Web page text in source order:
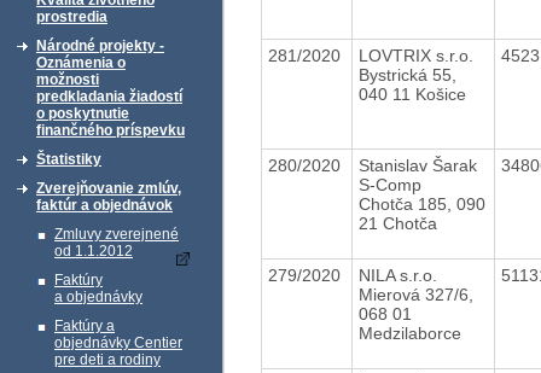
prostredia
Národné projekty -
Oznámenia o
možnosti
predkladania žiadostí
o poskytnutie
finančného príspevku
Štatistiky
Zverejňovanie zmlúv,
faktúr a objednávok
Zmluvy zverejnené
od 1.1.2012
Faktúry
a objednávky
Faktúry a
objednávky Centier
pre deti a rodiny
281/2020
LOVTRIX s.r.o.
Bystrická 55,
040 11 Košice
280/2020
Stanislav Šarak
S-Comp
Chotča 185, 090
21 Chotča
279/2020
NILA s.r.o.
Mierová 327/6,
068 01
Medzilaborce